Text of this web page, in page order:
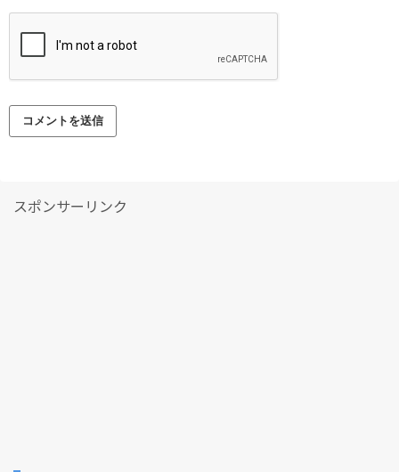
スポンサーリンク